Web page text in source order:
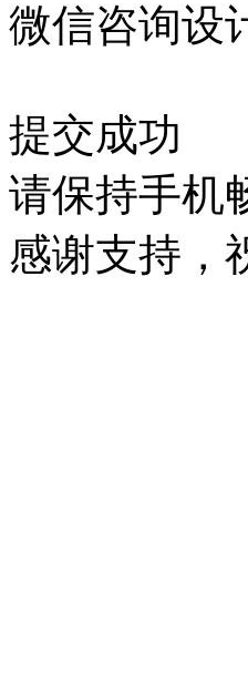
微信咨询设
提交成功
请保持手机
感谢支持，